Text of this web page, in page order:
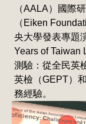
（AALA）國際
（Eiken
央大學發表專題
Years of Taiwan
測驗：從全民英
英檢（GEPT）
務經驗。